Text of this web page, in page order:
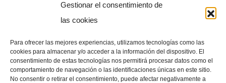
Gestionar el consentimiento de
las cookies
Para ofrecer las mejores experiencias, utilizamos tecnologías como las
cookies para almacenar y/o acceder a la información del dispositivo. El
consentimiento de estas tecnologías nos permitirá procesar datos como el
comportamiento de navegación o las identificaciones únicas en este sitio.
No consentir o retirar el consentimiento, puede afectar negativamente a
salvadoreño
El Presidente, Nayib Bukele, dio inicio oficial a la
construcción del Aeropuerto del Pacífico en La Unión,
una obra clave dentro de una inversión histórica de